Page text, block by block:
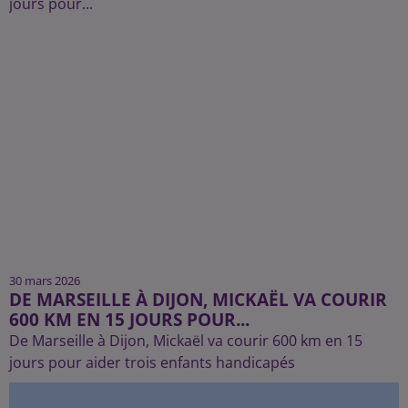
30 mars 2026
DE MARSEILLE À DIJON, MICKAËL VA COURIR
600 KM EN 15 JOURS POUR...
De Marseille à Dijon, Mickaël va courir 600 km en 15
jours pour aider trois enfants handicapés